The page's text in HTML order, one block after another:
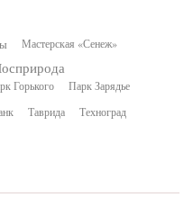
Мастерская «Сенеж»
Горького Парк Зарядье
Таврида
Техноград